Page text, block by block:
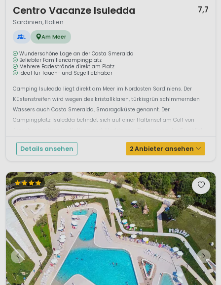
Centro Vacanze Isuledda 7,7
Sardinien, Italien
L Am Meer
Wunderschöne Lage an der Costa Smeralda
Beliebter Familiencampingplatz
Mehrere Badestrände direkt am Platz
Ideal für Tauch- und Segelliebhaber
Camping Isuledda liegt direkt am Meer im Nordosten Sardiniens. Der
Küstenstreifen wird wegen des kristallklaren, türkisgrün schimmernden
Wassers auch Costa Smeralda, Smaragdküste genannt. Der
Campingplatz Isuledda befindet sich auf einer Halbinsel am Golf von
führt auf die vorgel...
Details ansehen 2 Anbieter ansehen